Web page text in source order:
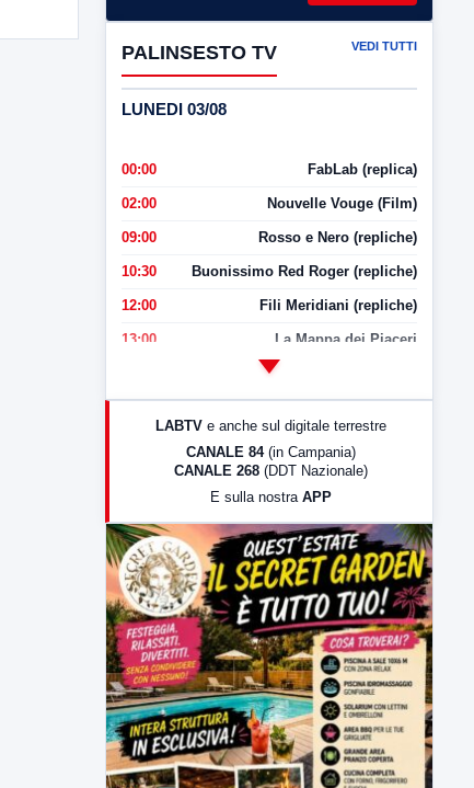
PALINSESTO TV VEDI TUTTI
LUNEDI 03/08
00:00 FabLab (replica)
02:00 Nouvelle Vouge (Film)
09:00 Rosso e Nero (repliche)
10:30 Buonissimo Red Roger (repliche)
12:00 Fili Meridiani (repliche)
13:00 La Mappa dei Piaceri
LabNews (Diretta)
23:00 LabNews (replica)
LABTV e anche sul digitale terrestre
CANALE 84 (in Campania)
CANALE 268 (DDT Nazionale)
E sulla nostra APP